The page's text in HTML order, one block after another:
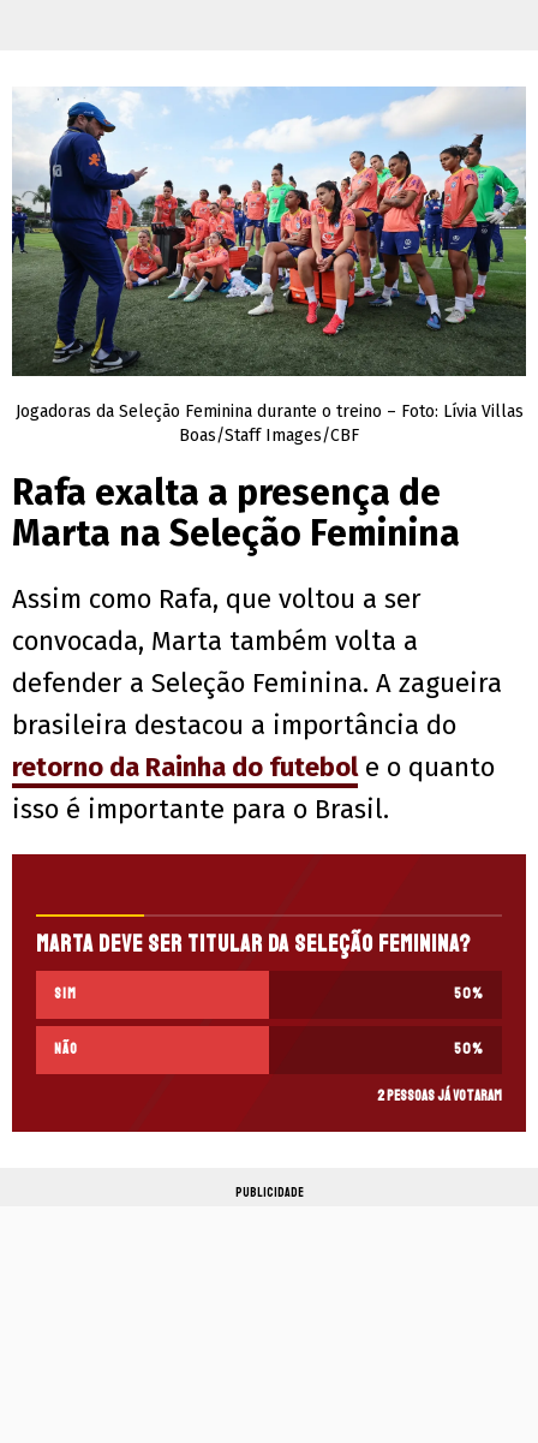
Jogadoras da Seleção Feminina durante o treino – Foto: Lívia Villas
Boas/Staff Images/CBF
Rafa exalta a presença de
Marta na Seleção Feminina
Assim como Rafa, que voltou a ser
convocada, Marta também volta a
defender a Seleção Feminina. A zagueira
brasileira destacou a importância do
retorno da Rainha do futebole o quanto
isso é importante para o Brasil.
Marta deve ser titular da Seleção Feminina?
Sim 50%
Não 50%
2 pessoas já votaram
PUBLICIDADE